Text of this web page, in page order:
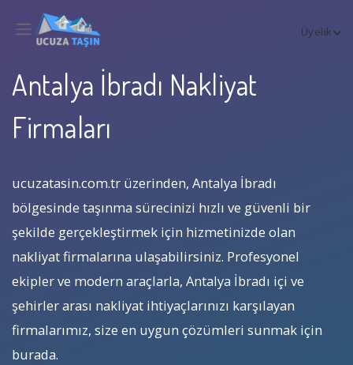
Üyelik
Antalya İbradı Nakliyat
Firmaları
ucuzatasin.com.tr üzerinden, Antalya İbradı
bölgesinde taşınma sürecinizi hızlı ve güvenli bir
şekilde gerçekleştirmek için hizmetinizde olan
nakliyat firmalarına ulaşabilirsiniz. Profesyonel
ekipler ve modern araçlarla, Antalya İbradı içi ve
şehirler arası nakliyat ihtiyaçlarınızı karşılayan
firmalarımız, size en uygun çözümleri sunmak için
burada.